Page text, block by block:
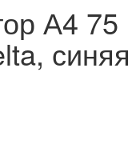
А4 75
синяя